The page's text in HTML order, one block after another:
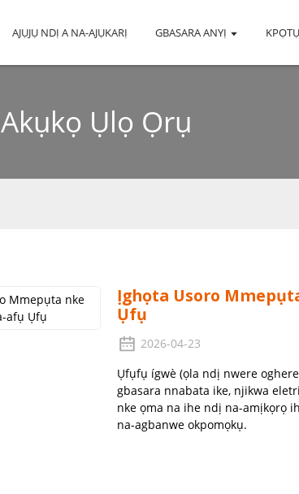
AJỤJỤ NDỊ A NA-AJỤKARỊ GBASARA ANYỊ
Akụkọ Ụlọ Ọrụ
Ịghọta Usoro
Ụfụ
2026-04-23
Ụfụfụ ígwè (ọla ndị nwere
gbasara nnabata ike, njikwa
nke ọma na ihe ndị na-amịkọrọ
na-agbanwe okpomọkụ.